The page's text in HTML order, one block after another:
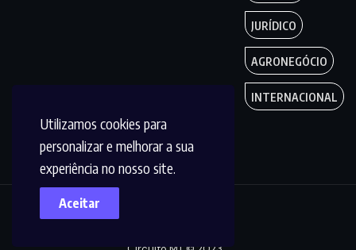
Utilizamos cookies para
personalizar e melhorar a sua
experiência no nosso site.
Aceitar
JURÍDICO
AGRONEGÓCIO
INTERNACIONAL